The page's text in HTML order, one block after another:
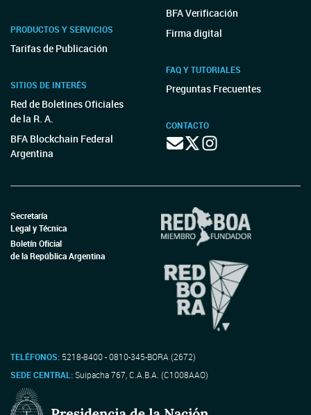
PRODUCTOS Y SERVICIOS
Tarifas de Publicación
SITIOS DE INTERÉS
Red de Boletines Oficiales
de la R. A.
BFA Blockchain Federal
Argentina
BFA Verificación
Firma digital
FAQ Y TUTORIALES
Preguntas Frecuentes
CONTACTO
Secretaría
Legal y Técnica
Boletín Oficial
de la República Argentina
TELÉFONOS: 5218-8400 - 0810-345-BORA (2672)
SEDE CENTRAL:Suipacha 767, C.A.B.A. (C1008AAO)